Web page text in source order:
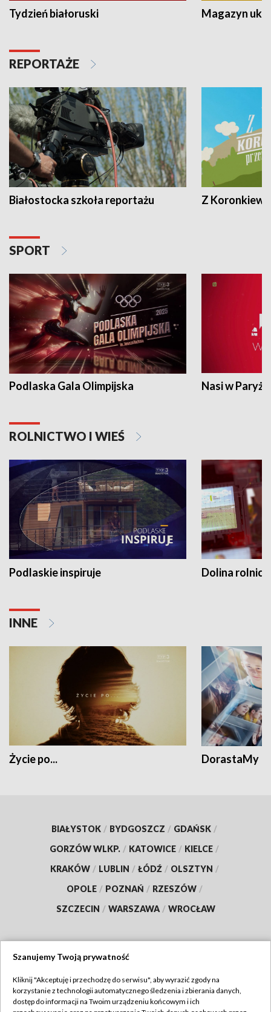
Tydzień białoruski Magazyn
REPORTAŻE
Białostocka szkoła reportażu Z
SPORT
Podlaska Gala Olimpijska Nasi w Paryżu
ROLNICTWO I WIEŚ
Podlaskie inspiruje Dolina
INNE
Życie po... DorastaMy
BIAŁYSTOK / BYDGOSZCZ / GDAŃSK /
GORZÓW WLKP. / KATOWICE / KIELCE /
KRAKÓW / LUBLIN / ŁÓDŹ / OLSZTYN /
OPOLE / POZNAŃ / RZESZÓW /
SZCZECIN / WARSZAWA / WROCŁAW
TVP
Szanujemy Twoją prywatność
Kliknij "Akceptuję i przechodzę do serwisu", aby wyrazić zgody na
korzystanie z technologii automatycznego śledzenia i zbierania danych,
dostęp do informacji na Twoim urządzeniu końcowym i ich